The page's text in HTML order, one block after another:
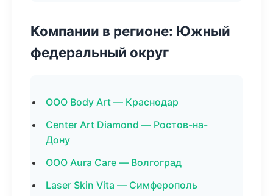
Компании в регионе: Южный
федеральный округ
ООО Body Art — Краснодар
Center Art Diamond — Ростов-на-
Дону
ООО Aura Care — Волгоград
Laser Skin Vita — Симферополь